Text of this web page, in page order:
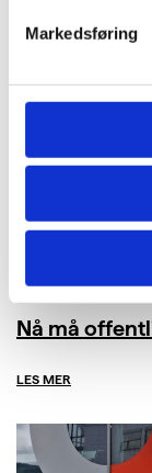
Markedsføring
Nå må
LES MER